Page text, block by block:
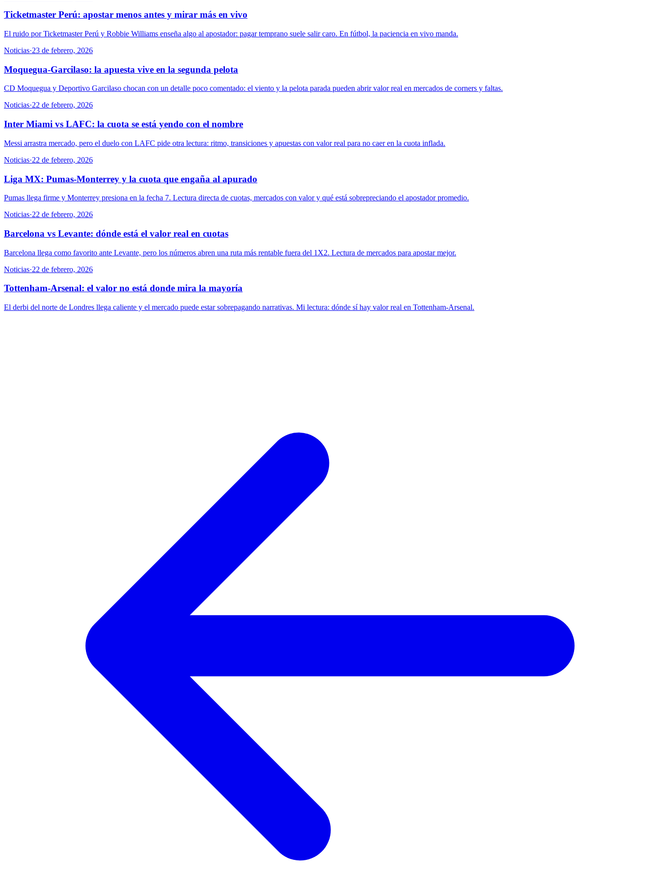
Ticketmaster Perú: apostar menos antes y mirar más en vivo
El ruido por Ticketmaster Perú y Robbie Williams enseña algo al apostador: pagar temprano suele salir caro. En fútbol, la paciencia en vivo manda.
Noticias·23 de febrero, 2026
Moquegua-Garcilaso: la apuesta vive en la segunda pelota
CD Moquegua y Deportivo Garcilaso chocan con un detalle poco comentado: el viento y la pelota parada pueden abrir valor real en mercados de corners y faltas.
Noticias·22 de febrero, 2026
Inter Miami vs LAFC: la cuota se está yendo con el nombre
Messi arrastra mercado, pero el duelo con LAFC pide otra lectura: ritmo, transiciones y apuestas con valor real para no caer en la cuota inflada.
Noticias·22 de febrero, 2026
Liga MX: Pumas-Monterrey y la cuota que engaña al apurado
Pumas llega firme y Monterrey presiona en la fecha 7. Lectura directa de cuotas, mercados con valor y qué está sobrepreciando el apostador promedio.
Noticias·22 de febrero, 2026
Barcelona vs Levante: dónde está el valor real en cuotas
Barcelona llega como favorito ante Levante, pero los números abren una ruta más rentable fuera del 1X2. Lectura de mercados para apostar mejor.
Noticias·22 de febrero, 2026
Tottenham-Arsenal: el valor no está donde mira la mayoría
El derbi del norte de Londres llega caliente y el mercado puede estar sobrepagando narrativas. Mi lectura: dónde sí hay valor real en Tottenham-Arsenal.